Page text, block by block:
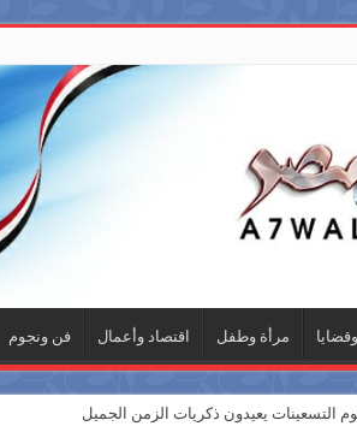
مرأة وطفل اقتصاد وأعمال فن ونجوم
يعيدون ذكريات الزمن الجميل